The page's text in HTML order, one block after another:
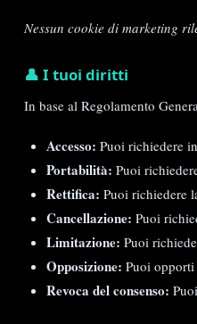
Nessun cookie di marketing
👤 I tuoi diritti
In base al Regolamento
Accesso: Puoi richiedere
Portabilità: Puoi
Rettifica: Puoi richiedere
Cancellazione: Puoi
Limitazione: Puoi
Opposizione: Puoi
Revoca del consenso: